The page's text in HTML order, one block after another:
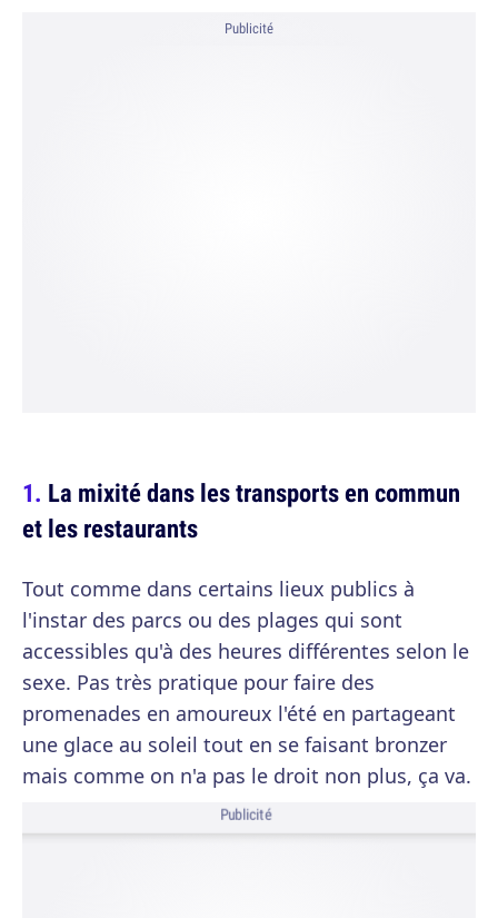
Publicité
La mixité dans les transports en commun
et les restaurants
Tout comme dans certains lieux publics à
l'instar des parcs ou des plages qui sont
accessibles qu'à des heures différentes selon le
sexe. Pas très pratique pour faire des
promenades en amoureux l'été en partageant
une glace au soleil tout en se faisant bronzer
mais comme on n'a pas le droit non plus, ça va.
Publicité